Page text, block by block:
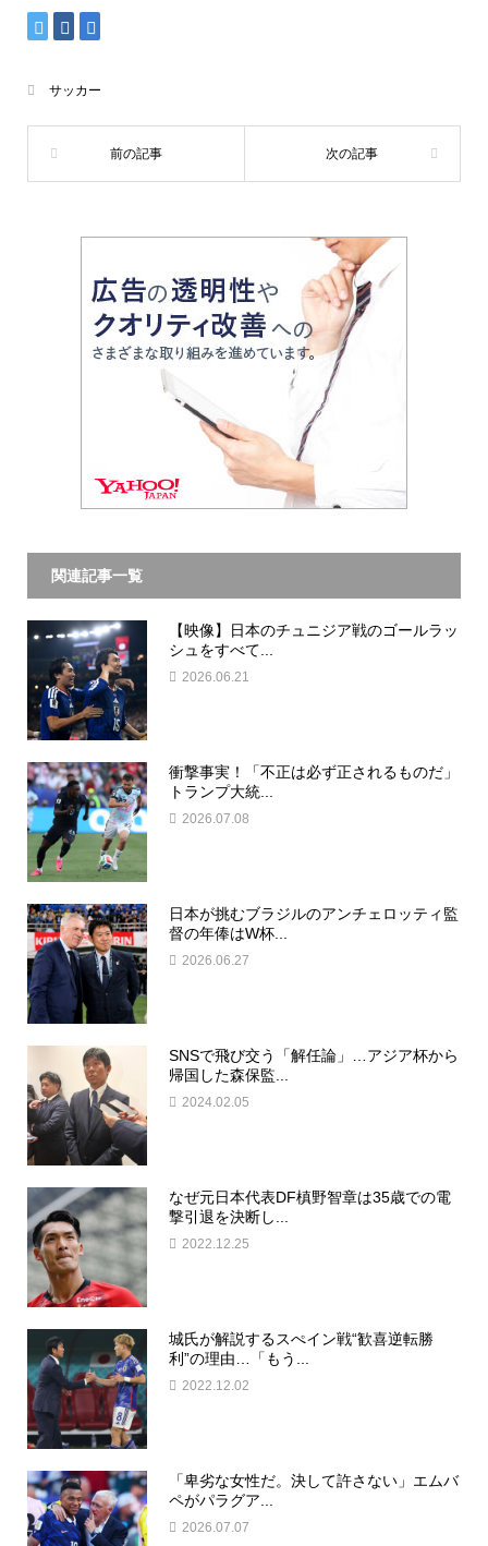
サッカー
関連記事一覧
【映像】日本のチュニジア戦のゴールラッ
シュをすべて...
2026.06.21
衝撃事実！「不正は必ず正されるものだ」
トランプ大統...
2026.07.08
日本が挑むブラジルのアンチェロッティ監
督の年俸はW杯...
2026.06.27
SNSで飛び交う「解任論」…アジア杯から
帰国した森保監...
2024.02.05
なぜ元日本代表DF槙野智章は35歳での電
撃引退を決断し...
2022.12.25
城氏が解説するスぺイン戦“歓喜逆転勝
利”の理由…「もう...
2022.12.02
「卑劣な女性だ。決して許さない」エムバ
ペがパラグア...
2026.07.07